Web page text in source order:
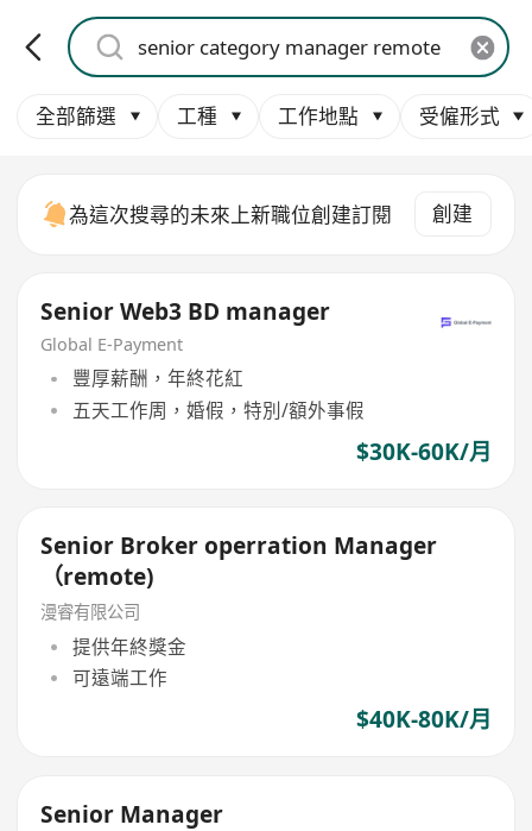
全部篩選 工種 工作地點 受僱形式
為這次搜尋的未來上新職位創建訂閱 創建
Senior Web3 BD manager
Global E-Payment
豐厚薪酬，年終花紅
五天工作周，婚假，特別/額外事假
$30K-60K/月
Senior Broker operration Manager
（remote)
漫睿有限公司
提供年終獎金
可遠端工作
$40K-80K/月
Senior Manager